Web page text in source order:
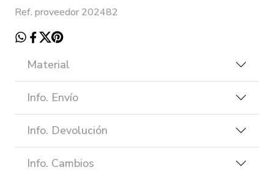
Ref. proveedor 202482
Material
Info. Envío
Info. Devolución
Info. Cambios